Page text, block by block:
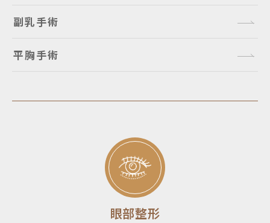
副乳手術
平胸手術
眼部整形